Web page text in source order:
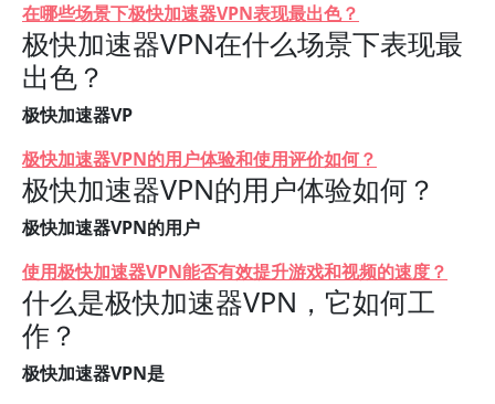
在哪些场景下极快加速器VPN表现最出色？
极快加速器VPN在什么场景下表现最
出色？
极快加速器VP
极快加速器VPN的用户体验和使用评价如何？
极快加速器VPN的用户体验如何？
极快加速器VPN的用户
使用极快加速器VPN能否有效提升游戏和视频的速度？
什么是极快加速器VPN，它如何工
作？
极快加速器VPN是